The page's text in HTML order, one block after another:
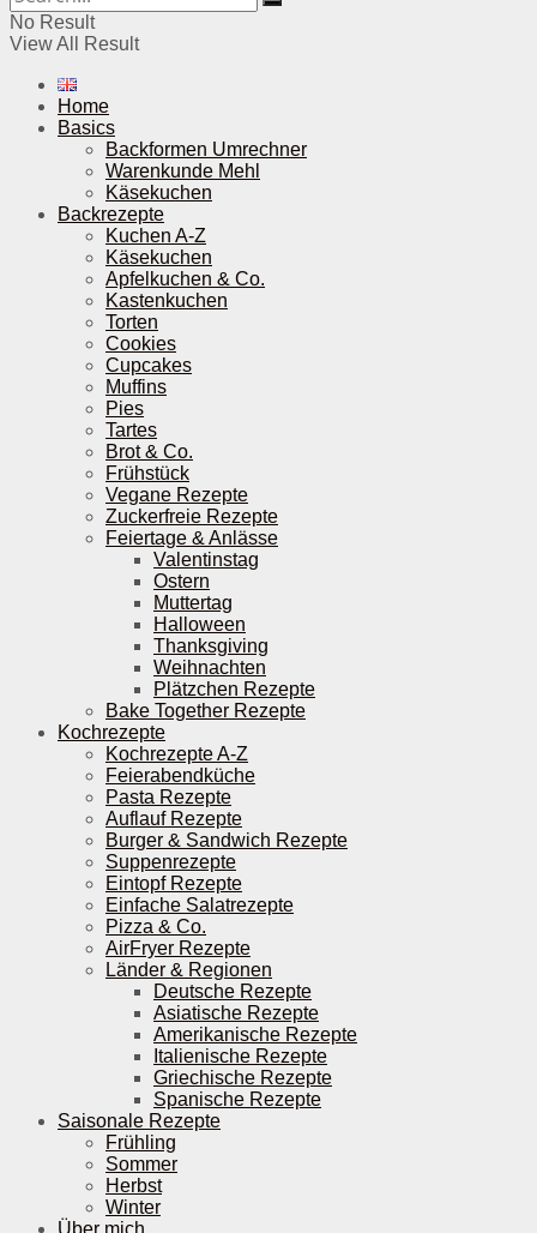
No Result
View All Result
Home
Basics
Backformen Umrechner
Warenkunde Mehl
Käsekuchen
Backrezepte
Kuchen A-Z
Käsekuchen
Apfelkuchen & Co.
Kastenkuchen
Torten
Cookies
Cupcakes
Muffins
Pies
Tartes
Brot & Co.
Frühstück
Vegane Rezepte
Zuckerfreie Rezepte
Feiertage & Anlässe
Valentinstag
Ostern
Muttertag
Halloween
Thanksgiving
Weihnachten
Plätzchen Rezepte
Bake Together Rezepte
Kochrezepte
Kochrezepte A-Z
Feierabendküche
Pasta Rezepte
Auflauf Rezepte
Burger & Sandwich Rezepte
Suppenrezepte
Eintopf Rezepte
Einfache Salatrezepte
Pizza & Co.
AirFryer Rezepte
Länder & Regionen
Deutsche Rezepte
Asiatische Rezepte
Amerikanische Rezepte
Italienische Rezepte
Griechische Rezepte
Spanische Rezepte
Saisonale Rezepte
Frühling
Sommer
Herbst
Winter